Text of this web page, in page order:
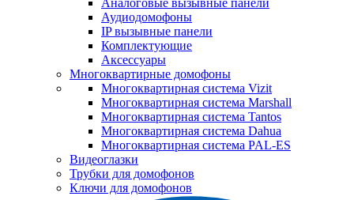
Аудиодомофоны
IP вызывные панели
Комплектующие
Аксессуары
Многоквартирные домофоны
Многоквартирная система Vizit
Многоквартирная система Marshall
Многоквартирная система Tantos
Многоквартирная система Dahua
Многоквартирная система PAL-ES
Видеоглазки
Трубки для домофонов
Ключи для домофонов